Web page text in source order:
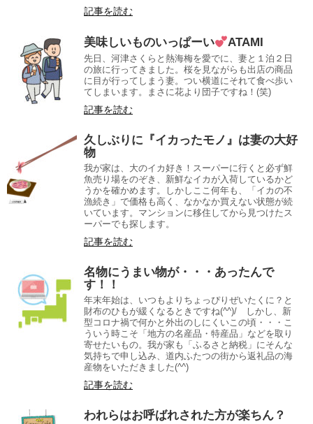
記事を読む
美味しいものいっぱーい ATAMI
先日、河津さくらと熱海梅を愛でに、妻と１泊２日
の旅に行ってきました。桜を見ながらも出店の商品
に目が行ってしまう妻。つい横道にそれて食べ歩い
てしまいます。まさに花より団子ですね！(笑)
記事を読む
久しぶりに『イカったモノ』は妻の大好
物
我が家は、大のイカ好き！スーパーに行くと必ず鮮
魚売り場をのぞき、新鮮なイカが入荷しているかど
うかを確かめます。しかしここ何年も、「イカの不
漁続き」で価格も高く、なかなか買えない状態が続
いています。マンションに移住してから見つけたス
ーパーでも探します。
記事を読む
名物にうまい物が・・・あったんで
す！！
年末年始は、いつもよりちょっぴりぜいたくに？と
財布のひもが緩くなるときですね(^^)/ しかし、新
型コロナ禍で何かと外出のしにくいこの頃・・・こ
ういう時こそ「地方の名産品・特産品」などを取り
寄せたいもの。我が家も「ふるさと納税」にそんな
気持ちで申し込み、道内ふたつの街から返礼品の海
産物をいただきました(^^)
記事を読む
われらはお呼ばれされた方が楽ちん？